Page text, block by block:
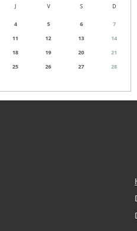
J V S D
4 5 6
7
11 12 13
14
18 19 20
21
25 26 27
28